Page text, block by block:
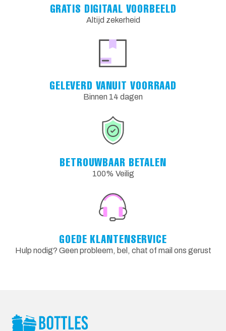
GRATIS DIGITAAL VOORBEELD
Altijd zekerheid
GELEVERD VANUIT VOORRAAD
Binnen 14 dagen
BETROUWBAAR BETALEN
100% Veilig
GOEDE KLANTENSERVICE
Hulp nodig? Geen probleem, bel, chat of mail ons gerust